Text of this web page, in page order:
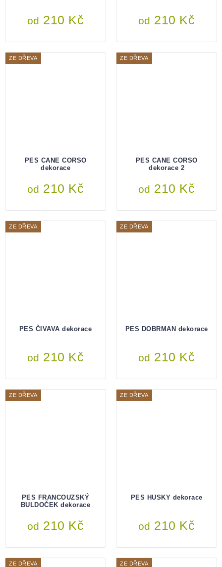
od 210 Kč od 210 Kč
ZE DŘEVA
PES CANE CORSO
dekorace
od 210 Kč
ZE DŘEVA
PES CANE CORSO
dekorace 2
od 210 Kč
ZE DŘEVA
PES ČIVAVA dekorace
od 210 Kč
ZE DŘEVA
PES DOBRMAN dekorace
od 210 Kč
ZE DŘEVA
PES FRANCOUZSKÝ
BULDOČEK dekorace
od 210 Kč
ZE DŘEVA
PES HUSKY dekorace
od 210 Kč
ZE DŘEVA ZE DŘEVA